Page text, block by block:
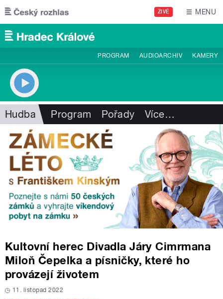
Přejít k hlavnímu obsahu
ŽIVĚ MENU
PROGRAM AUDIOARCHIV KAMERY
Hudba Program Pořady Více…
Kultovní herec Divadla Járy Cimrmana
Miloň Čepelka a písničky, které ho
provázejí životem
11. listopad 2022